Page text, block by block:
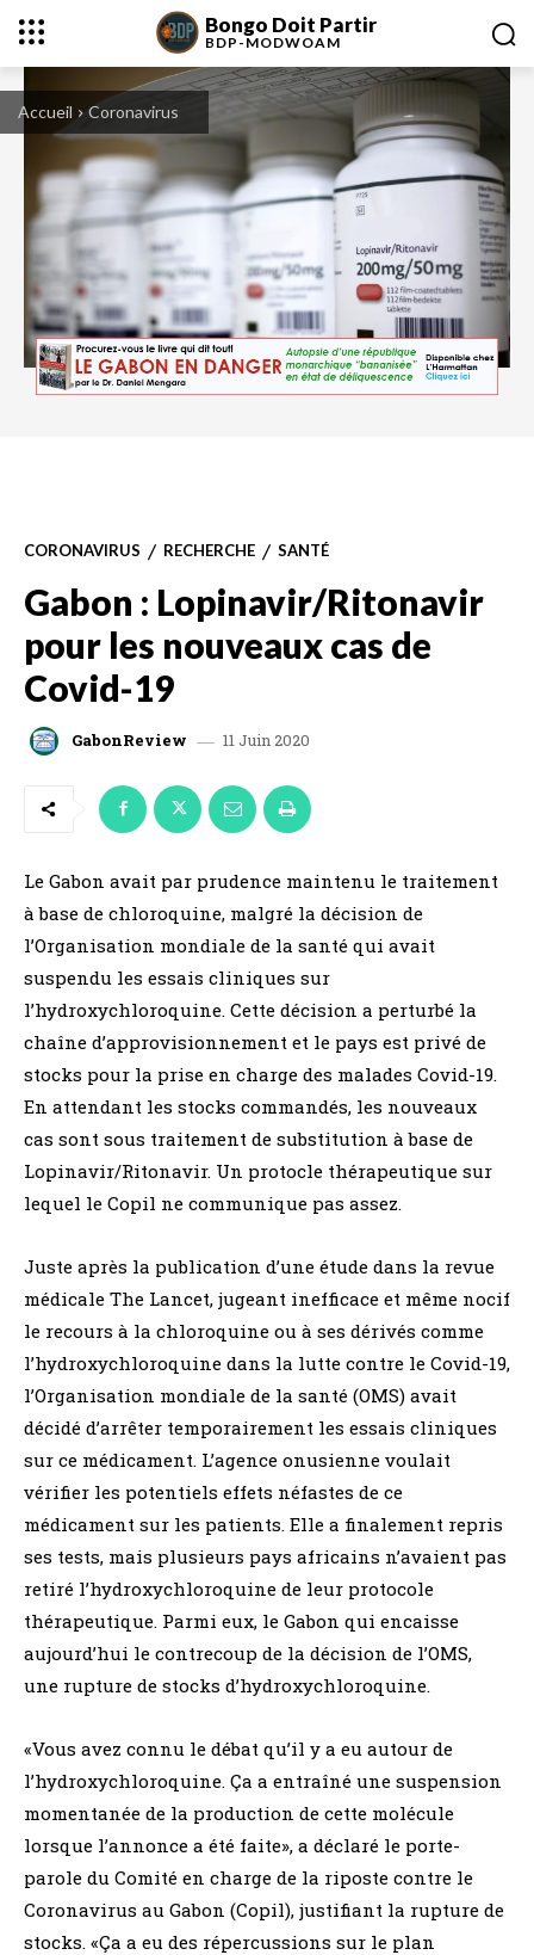
Bongo Doit Partir
BDP-MODWOAM
Accueil Coronavirus
CORONAVIRUS RECHERCHE SANTÉ
Gabon : Lopinavir/Ritonavir
pour les nouveaux cas de
Covid-19
GabonReview 11 Juin 2020
Le Gabon avait par prudence maintenu le traitement
à base de chloroquine, malgré la décision de
l’Organisation mondiale de la santé qui avait
suspendu les essais cliniques sur
l’hydroxychloroquine. Cette décision a perturbé la
chaîne d’approvisionnement et le pays est privé de
stocks pour la prise en charge des malades Covid-19.
En attendant les stocks commandés, les nouveaux
cas sont sous traitement de substitution à base de
Lopinavir/Ritonavir. Un protocle thérapeutique sur
lequel le Copil ne communique pas assez.
Juste après la publication d’une étude dans la revue
médicale The Lancet, jugeant inefficace et même nocif
le recours à la chloroquine ou à ses dérivés comme
l’hydroxychloroquine dans la lutte contre le Covid-19,
l’Organisation mondiale de la santé (OMS) avait
décidé d’arrêter temporairement les essais cliniques
sur ce médicament. L’agence onusienne voulait
vérifier les potentiels effets néfastes de ce
médicament sur les patients. Elle a finalement repris
ses tests, mais plusieurs pays africains n’avaient pas
retiré l’hydroxychloroquine de leur protocole
thérapeutique. Parmi eux, le Gabon qui encaisse
aujourd’hui le contrecoup de la décision de l’OMS,
une rupture de stocks d’hydroxychloroquine.
«Vous avez connu le débat qu’il y a eu autour de
l’hydroxychloroquine. Ça a entraîné une suspension
momentanée de la production de cette molécule
lorsque l’annonce a été faite», a déclaré le porte-
parole du Comité en charge de la riposte contre le
Coronavirus au Gabon (Copil), justifiant la rupture de
stocks. «Ça a eu des répercussions sur le plan